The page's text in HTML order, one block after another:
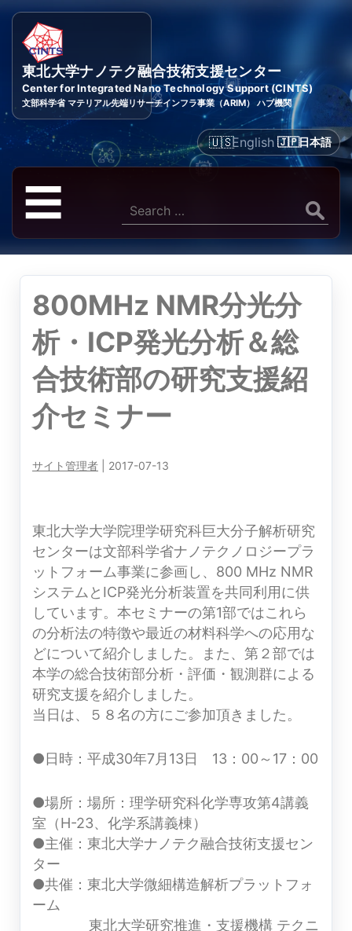
東北大学ナノテク融合技術支援センター
Center for Integrated Nano Technology Support (CINTS)
文部科学省 マテリアル先端リサーチインフラ事業（ARIM） ハブ機関
English 日本語
☰
ー
Search
for:
800MHz NMR分光分
析・ICP発光分析＆総
合技術部の研究支援紹
介セミナー
サイト管理者 2017-07-13
東北大学大学院理学研究科巨大分子解析研究
センターは文部科学省ナノテクノロジープラ
ットフォーム事業に参画し、800 MHz NMR
システムとICP発光分析装置を共同利用に供
しています。本セミナーの第1部ではこれら
の分析法の特徴や最近の材料科学への応用な
どについて紹介しました。また、第２部では
本学の総合技術部分析・評価・観測群による
研究支援を紹介しました。
当日は、５８名の方にご参加頂きました。
●日時：平成30年7月13日 13：00～17：00
●場所：場所：理学研究科化学専攻第4講義
室（H-23、化学系講義棟）
●主催：東北大学ナノテク融合技術支援セン
ター
●共催：東北大学微細構造解析プラットフォ
ーム
東北大学研究推進・支援機構 テクニ